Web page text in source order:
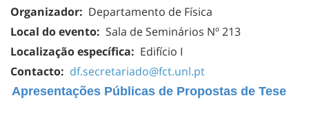
Organizador: Departamento de Física
Local do evento: Sala de Seminários Nº 213
Localização específica: Edifício I
Contacto: df.secretariado@fct.unl.pt
Apresentações Públicas de Propostas de Tese